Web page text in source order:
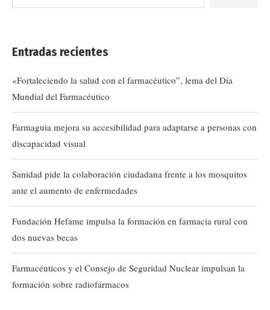
Entradas recientes
«Fortaleciendo la salud con el farmacéutico”, lema del Día
Mundial del Farmacéutico
Farmaguia mejora su accesibilidad para adaptarse a personas con
discapacidad visual
Sanidad pide la colaboración ciudadana frente a los mosquitos
ante el aumento de enfermedades
Fundación Hefame impulsa la formación en farmacia rural con
dos nuevas becas
Farmacéuticos y el Consejo de Seguridad Nuclear impulsan la
formación sobre radiofármacos